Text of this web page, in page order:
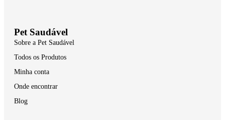
Pet Saudável
Sobre a Pet Saudável
Todos os Produtos
Minha conta
Onde encontrar
Blog